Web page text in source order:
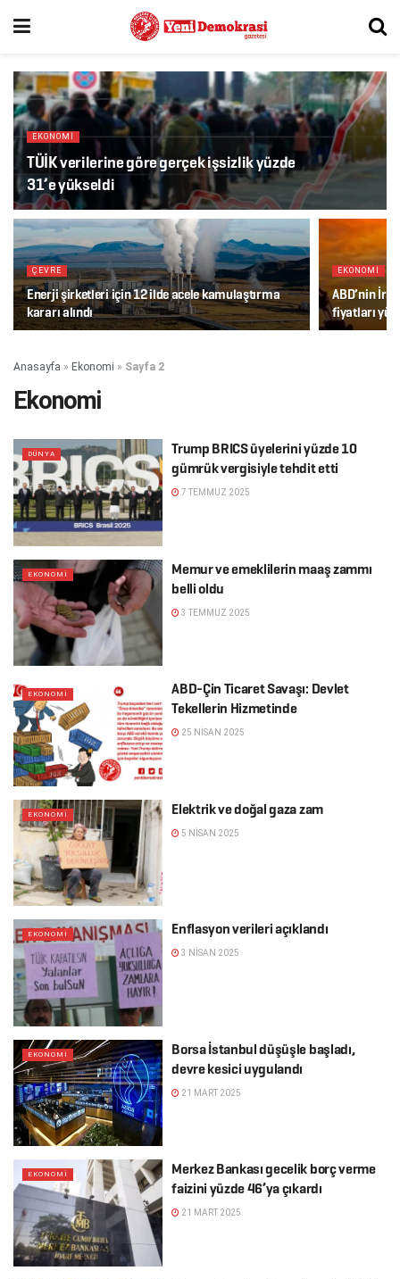
EKONOMI
TÜİK verilerine göre gerçek işsizlik yüzde
31’e yükseldi
ÇEVRE
Enerji şirketleri için 12 ilde acele kamulaştırma
kararı alındı
EKONOMI
ABD’nin
fiyatları
Anasayfa » Ekonomi » Sayfa 2
Ekonomi
DÜNYA
Trump BRICS üyelerini yüzde 10
gümrük vergisiyle tehdit etti
7 TEMMUZ 2025
EKONOMI
Memur ve emeklilerin maaş zammı
belli oldu
3 TEMMUZ 2025
EKONOMI
ABD-Çin Ticaret Savaşı: Devlet
Tekellerin Hizmetinde
25 NISAN 2025
EKONOMI Elektrik ve doğal gaza zam
5 NISAN 2025
EKONOMI Enflasyon verileri açıklandı
3 NISAN 2025
EKONOMI
Borsa İstanbul düşüşle başladı,
devre kesici uygulandı
21 MART 2025
EKONOMI
Merkez Bankası gecelik borç verme
faizini yüzde 46’ya çıkardı
21 MART 2025